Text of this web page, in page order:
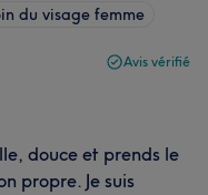
du visage femme
Avis vérifié
douce et prends le
propre. Je suis